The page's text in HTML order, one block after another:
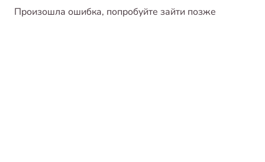
Произошла ошибка, попробуйте зайти позже